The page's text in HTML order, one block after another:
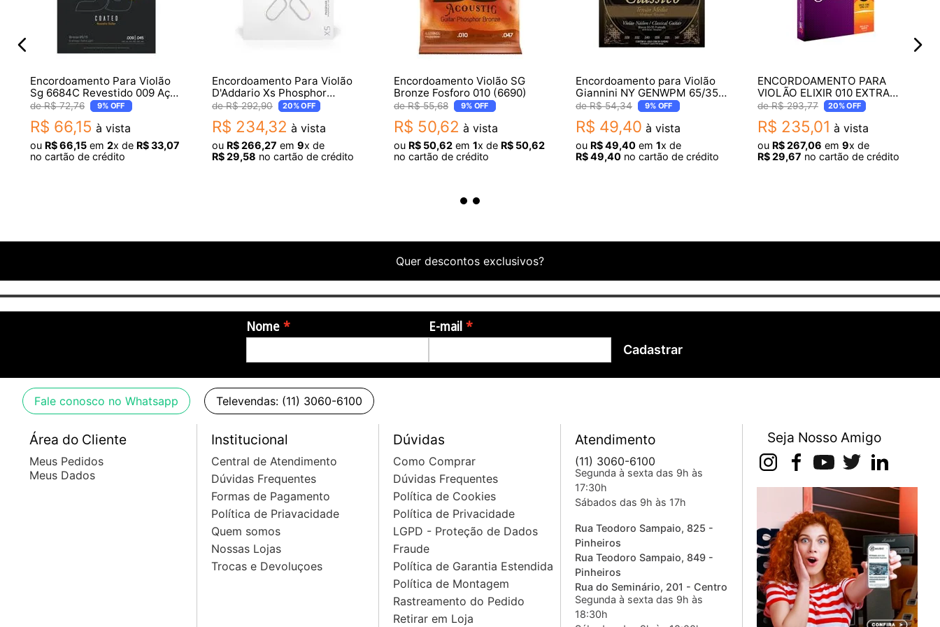
Encordoamento Para Violão
Sg 6684C Revestido 009 Aço
Bronze 85 15 0.09 0.45
R$ 72,76 9%OFF
R$ 66,15 à vista
ou R$66,15 em 2x de R$33,07
no cartão de crédito
Encordoamento Para Violão
D'Addario Xs Phosphor
Bronze 10/47 Acoustic
R$ 292,90 20%OFF
R$ 234,32 à vista
ou R$266,27 em 9x de
R$29,58 no cartão de crédito
Encordoamento Violão SG
Bronze Fosforo 010 (6690)
R$ 55,68 9%OFF
R$ 50,62 à vista
ou R$ 50,62 em 1x de R$ 50,62
no cartão de crédito
Encordoamento para Violão
Giannini NY GENWPM 65/35
Prateado Media
R$ 54,34 9%OFF
R$ 49,40 à vista
ou R$49,40 em 1x de
R$49,40 no cartão de crédito
ENCORDOAMENTO PARA
VIOLÃO ELIXIR 010 EXTRA
LIGHT PHOSPHOR BRONZE
(5337)
R$ 293,77 20%OFF
R$ 235,01 à vista
ou R$267,06 em 9x de
R$29,67 no cartão de crédito
Quer descontos exclusivos?
Nome E-mail
Cadastrar
Fale conosco no Whatsapp Televendas: (11) 3060-6100
Área do Cliente
Meus Pedidos
Meus Dados
Institucional
Central de Atendimento
Dúvidas Frequentes
Formas de Pagamento
Política de Priavacidade
Quem somos
Nossas Lojas
Trocas e Devoluçoes
Dúvidas
Como Comprar
Dúvidas Frequentes
Política de Cookies
Política de Privacidade
LGPD - Proteção de Dados
Fraude
Política de Garantia Estendida
Política de Montagem
Rastreamento do Pedido
Retirar em Loja
Atendimento
(11) 3060-6100
Segunda à sexta das 9h às
17:30h
Sábados das 9h às 17h
Rua Teodoro Sampaio, 825 -
Pinheiros
Rua Teodoro Sampaio, 849 -
Pinheiros
Rua do Seminário, 201 - Centro
Segunda à sexta das 9h às
18:30h
Seja Nosso Amigo